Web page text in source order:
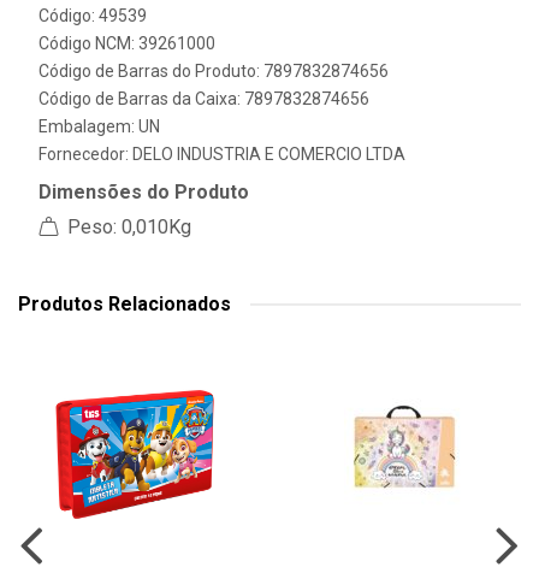
Código: 49539
Código NCM: 39261000
Código de Barras do Produto: 7897832874656
Código de Barras da Caixa: 7897832874656
Embalagem: UN
Fornecedor: DELO INDUSTRIA E COMERCIO LTDA
Dimensões do Produto
Peso: 0,010Kg
Produtos Relacionados